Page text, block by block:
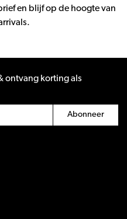
en blijf op de hoogte van
ontvang korting als
Abonneer